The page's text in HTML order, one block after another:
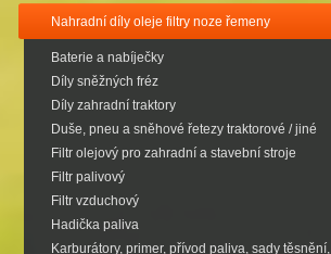
Nahradní díly oleje filtry noze řemeny
Baterie a nabíječky
Díly sněžných fréz
Díly zahradní traktory
Duše, pneu a sněhové řetezy traktorové / jiné
Filtr olejový pro zahradní a stavební stroje
Filtr palivový
Filtr vzduchový
Hadička paliva
Karburátory, primer, přívod paliva, sady těsnění,